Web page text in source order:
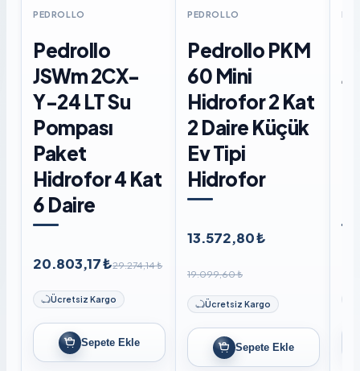
PEDROLLO
Pedrollo
JSWm 2CX-
Y-24 LT Su
Pompası
Paket
Hidrofor 4 Kat
6 Daire
20.803,17 ₺29.274,14 ₺
Ücretsiz Kargo
Sepete Ekle
PEDROLLO
Pedrollo PKM
60 Mini
Hidrofor 2 Kat
2 Daire Küçük
Ev Tipi
Hidrofor
13.572,80 ₺
19.099,60 ₺
Ücretsiz Kargo
Sepete Ekle